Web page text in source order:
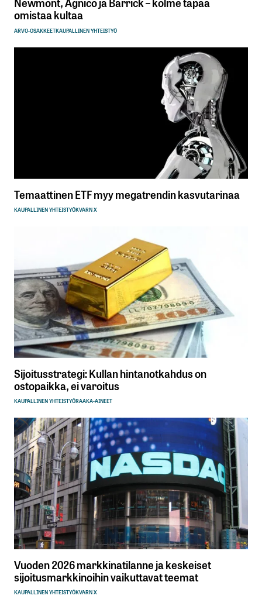
omistaa kultaa
ARVO-OSAKKEETKAUPALLINEN YHTEISTYÖ
Temaattinen ETF myy megatrendin kasvutarinaa
KAUPALLINEN YHTEISTYÖKVARN X
Sijoitusstrategi: Kullan hintanotkahdus on
ostopaikka, ei varoitus
KAUPALLINEN YHTEISTYÖRAAKA-AINEET
Vuoden 2026 markkinatilanne ja keskeiset
sijoitusmarkkinoihin vaikuttavat teemat
KAUPALLINEN YHTEISTYÖKVARN X